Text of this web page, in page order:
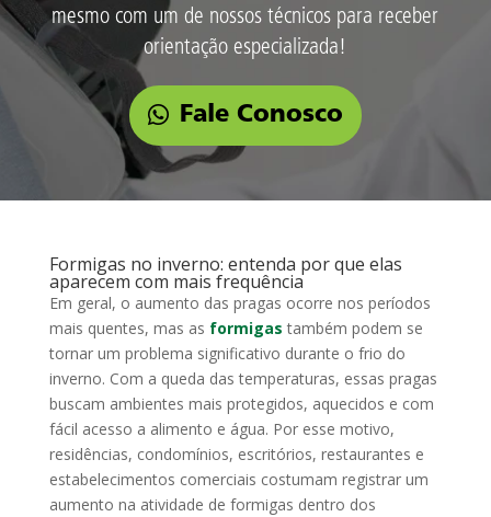
mesmo com um de nossos técnicos para receber
orientação especializada!
Fale Conosco
Formigas no inverno: entenda por que elas
aparecem com mais frequência
Em geral, o aumento das pragas ocorre nos períodos
mais quentes, mas as formigas também podem se
tornar um problema significativo durante o frio do
inverno. Com a queda das temperaturas, essas pragas
buscam ambientes mais protegidos, aquecidos e com
fácil acesso a alimento e água. Por esse motivo,
residências, condomínios, escritórios, restaurantes e
estabelecimentos comerciais costumam registrar um
aumento na atividade de formigas dentro dos